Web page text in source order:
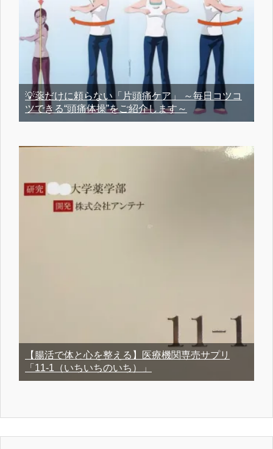
💡薬だけに頼らない「片頭痛ケア」 ～毎日コツコ
ツできる“頭痛体操”をご紹介します～
【腸活で体と心を整える】医療機関専売サプリ
「11-1（いちいちのいち）」